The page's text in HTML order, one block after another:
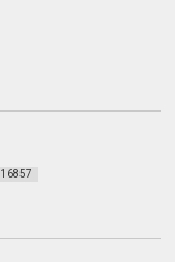
16857